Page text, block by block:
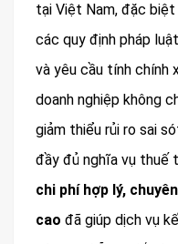
tại Việt Nam, đặc
các quy định pháp
và yêu cầu tính chính
doanh nghiệp không
giảm thiểu rủi ro sai
đầy đủ nghĩa vụ thuế
chi phí hợp lý,
cao đã giúp dịch vụ